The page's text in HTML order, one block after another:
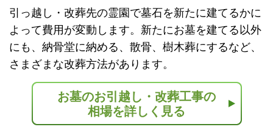
引っ越し・改葬先の霊園で墓石を新たに建てるかに
よって費用が変動します。新たにお墓を建てる以外
にも、納骨堂に納める、散骨、樹木葬にするなど、
さまざまな改葬方法があります。
お墓のお引越し・改葬工事の
相場を詳しく見る